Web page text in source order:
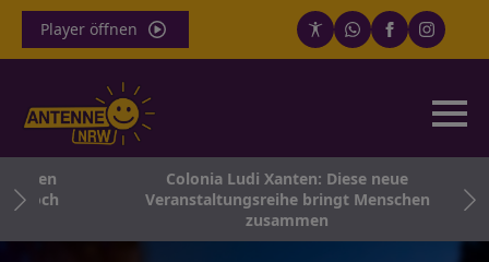
Player öffnen
Colonia Ludi Xanten: Diese neue
Veranstaltungsreihe bringt Menschen
zusammen